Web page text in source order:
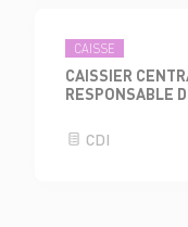
CAISSE
CAISSIER
RESPONSABLE
CDI